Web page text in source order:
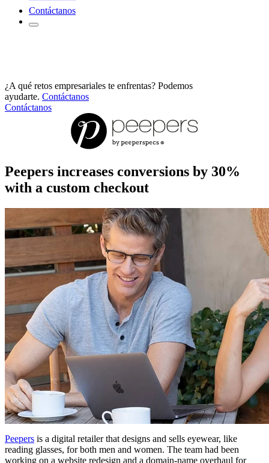
Contáctanos
¿A qué retos empresariales te enfrentas? Podemos
ayudarte. Contáctanos
Contáctanos
Peepers increases conversions by 30%
with a custom checkout
Peepers is a digital retailer that designs and sells eyewear, like
reading glasses, for both men and women. The team had been
working on a website redesign and a domain-name overhaul for